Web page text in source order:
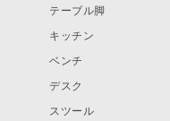
テーブル脚
キッチン
ベンチ
デスク
スツール